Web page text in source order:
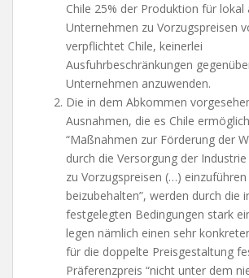
Chile 25% der Produktion für lokal
Unternehmen zu Vorzugspreisen
verpflichtet Chile, keinerlei
Ausfuhrbeschränkungen
Unternehmen anzuwenden.
Die in dem Abkommen
Ausnahmen, die es Chile
“Maßnahmen zur Förderung der
durch die Versorgung der
zu Vorzugspreisen (…)
beizubehalten”, werden durch die
festgelegten Bedingungen stark
legen nämlich einen sehr
für die doppelte Preisgestaltung
Präferenzpreis “nicht unter dem